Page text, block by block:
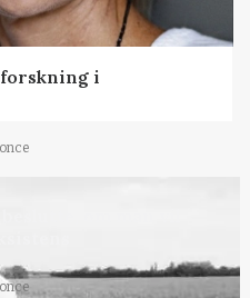
i
om man vil